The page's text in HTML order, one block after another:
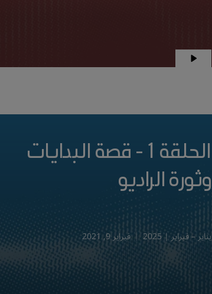
الحلقة 1 - قصة البدايات
وثورة الراديو
يناير – فبراير | 2025 فبراير 9, 2021